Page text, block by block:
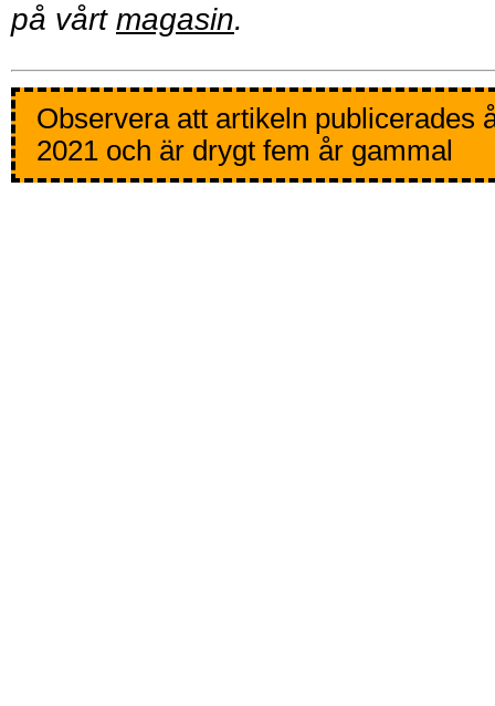
på vårt magasin.
Observera att artikeln publicerades
2021 och är drygt fem år gammal